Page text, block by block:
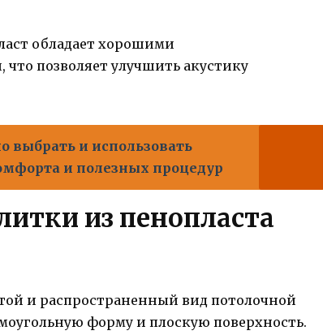
обладает хорошими
позволяет улучшить акустику
выбрать и использовать
и полезных процедур
из пенопласта
и распространенный вид потолочной
форму и плоскую поверхность.